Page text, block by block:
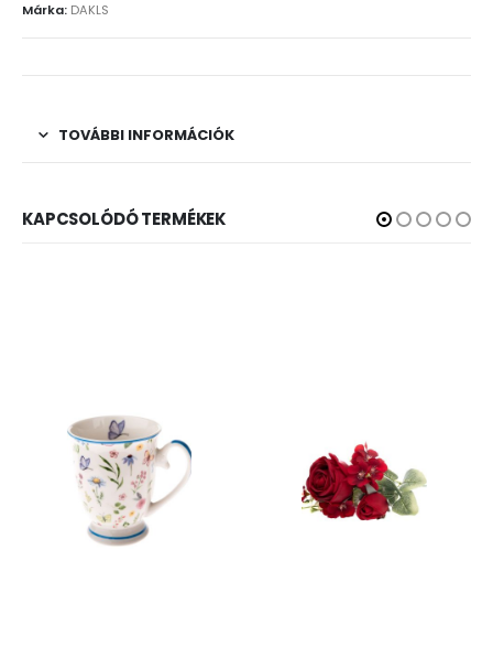
Márka: DAKLS
TOVÁBBI INFORMÁCIÓK
KAPCSOLÓDÓ TERMÉKEK